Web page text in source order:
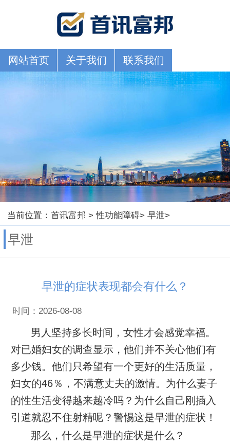
网站首页 关于我们 联系我们
当前位置： 首讯富邦 >性功能障碍> 早泄>
早泄
早泄的症状表现都会有什么？
时间：2026-08-08
男人坚持多长时间，女性才会感觉幸福。
对已婚妇女的调查显示，他们并不关心他们有
多少钱。他们只希望有一个更好的生活质量，
妇女的46％，不满意丈夫的激情。为什么妻子
的性生活变得越来越冷吗？为什么自己刚插入
引道就忍不住射精呢？警惕这是早泄的症状！
那么，什么是早泄的症状是什么？